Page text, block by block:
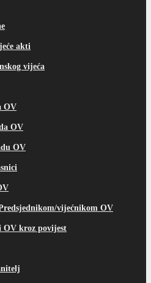
akti
vijeća
OV
OV
OV
vijećnikom OV
OV kroz povijest